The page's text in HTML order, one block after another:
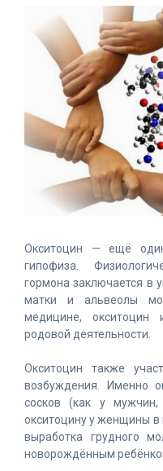
Окситоцин — ещё
гипофиза.
гормона заключается в
матки и альвеолы
медицине, окситоцин
родовой деятельности.
Окситоцин также
возбуждения. Именно
сосков (как у
окситоцину у женщины в
выработка грудного
новорождённым